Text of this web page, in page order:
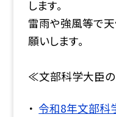
します。
雷雨や強風等で
願いします。
≪文部科学大臣
令和8年文部科